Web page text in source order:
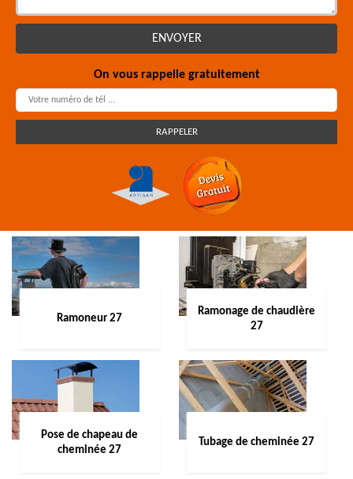
On vous rappelle gratuitement
Ramoneur 27
Ramonage de chaudière
27
Pose de chapeau de
cheminée 27
Tubage de cheminée 27